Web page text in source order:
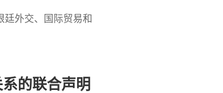
廷外交、国际贸易和
的联合声明